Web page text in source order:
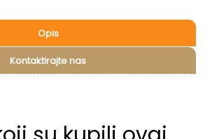
Opis
Kontaktirajte nas